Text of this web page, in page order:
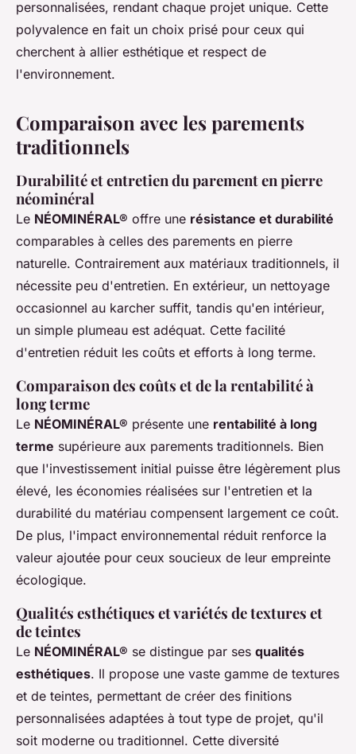
personnalisées, rendant chaque projet unique. Cette
polyvalence en fait un choix prisé pour ceux qui
cherchent à allier esthétique et respect de
l'environnement.
Comparaison avec les parements
traditionnels
Durabilité et entretien du parement en pierre
néominéral
Le NÉOMINÉRAL® offre une résistance et durabilité
comparables à celles des parements en pierre
naturelle. Contrairement aux matériaux traditionnels, il
nécessite peu d'entretien. En extérieur, un nettoyage
occasionnel au karcher suffit, tandis qu'en intérieur,
un simple plumeau est adéquat. Cette facilité
d'entretien réduit les coûts et efforts à long terme.
Comparaison des coûts et de la rentabilité à
long terme
Le NÉOMINÉRAL® présente une rentabilité à long
terme supérieure aux parements traditionnels. Bien
que l'investissement initial puisse être légèrement plus
élevé, les économies réalisées sur l'entretien et la
durabilité du matériau compensent largement ce coût.
De plus, l'impact environnemental réduit renforce la
valeur ajoutée pour ceux soucieux de leur empreinte
écologique.
Qualités esthétiques et variétés de textures et
de teintes
Le NÉOMINÉRAL® se distingue par ses qualités
esthétiques. Il propose une vaste gamme de textures
et de teintes, permettant de créer des finitions
personnalisées adaptées à tout type de projet, qu'il
soit moderne ou traditionnel. Cette diversité